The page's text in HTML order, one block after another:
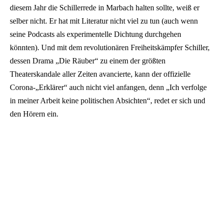
diesem Jahr die Schillerrede in Marbach halten sollte, weiß er
selber nicht. Er hat mit Literatur nicht viel zu tun (auch wenn
seine Podcasts als experimentelle Dichtung durchgehen
könnten). Und mit dem revolutionären Freiheitskämpfer Schiller,
dessen Drama „Die Räuber“ zu einem der größten
Theaterskandale aller Zeiten avancierte, kann der offizielle
Corona-„Erklärer“ auch nicht viel anfangen, denn „Ich verfolge
in meiner Arbeit keine politischen Absichten“, redet er sich und
den Hörern ein.